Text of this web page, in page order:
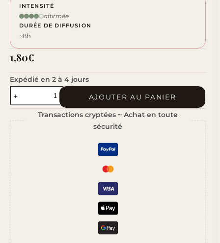
INTENSITÉ
affirmée
DURÉE DE DIFFUSION
~8h
1,80€
Expédié en 2 à 4 jours
de
&
Rhubarbe
AJOUTER AU PANIER
Transactions cryptées ~ Achat en toute
sécurité